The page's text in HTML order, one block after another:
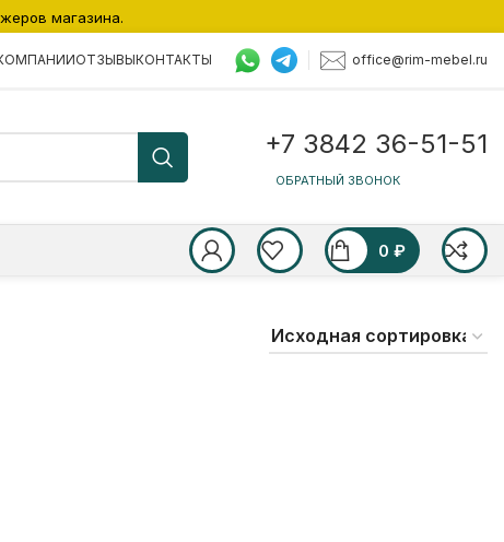
ОТЗЫВЫКОНТАКТЫ office@rim-mebel.ru
+7 3842 36-51-51
ОБРАТНЫЙ ЗВОНОК
0 ₽
магазина.